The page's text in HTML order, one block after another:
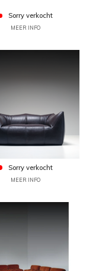
Sorry verkocht
MEER INFO
Sorry verkocht
MEER INFO